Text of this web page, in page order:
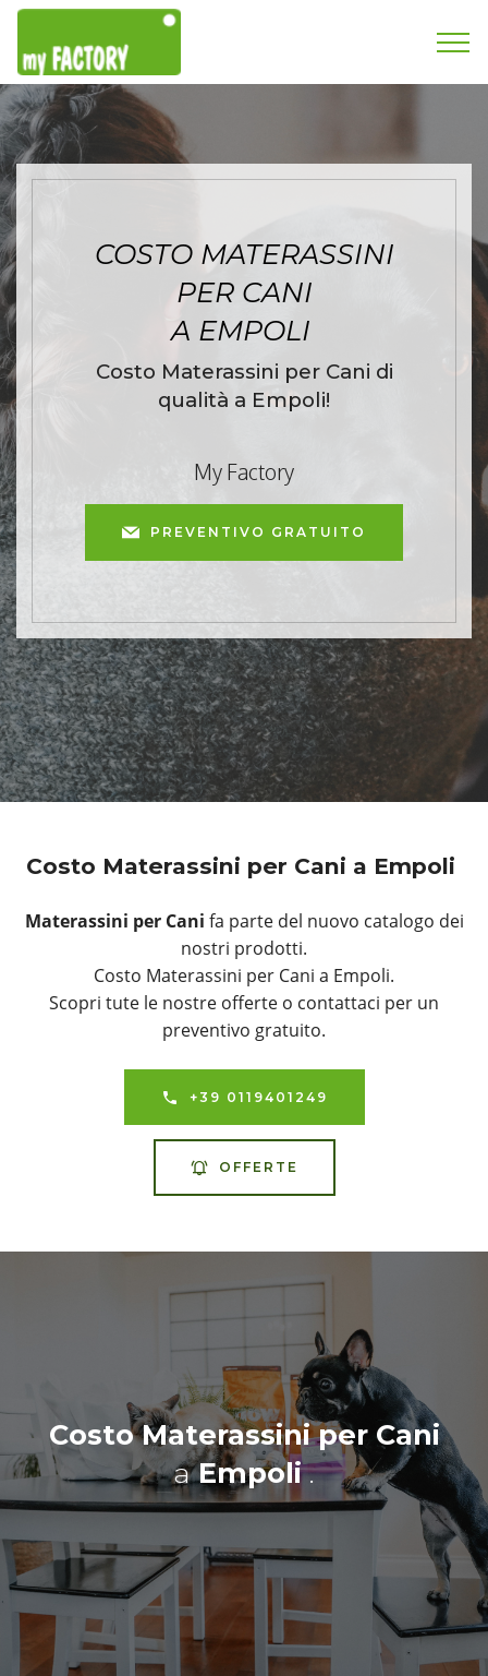
COSTO MATERASSINI
PER CANI
A EMPOLI
Costo Materassini per Cani di
qualità a Empoli!
My Factory
PREVENTIVO GRATUITO
Costo Materassini per Cani a Empoli
Materassini per Cani fa parte del nuovo catalogo dei
nostri prodotti.
Costo Materassini per Cani a Empoli.
Scopri tute le nostre offerte o contattaci per un
preventivo gratuito.
+39 0119401249
OFFERTE
Costo Materassini per Cani
aEmpoli.